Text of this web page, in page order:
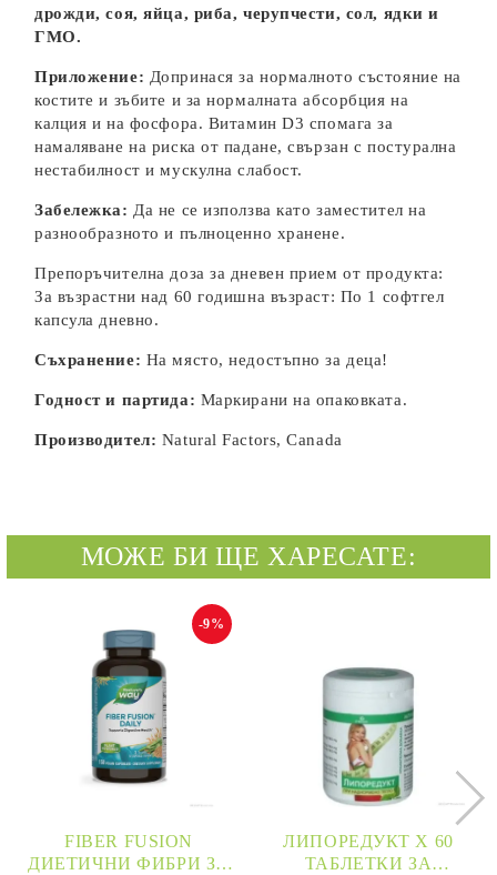
дрожди, соя, яйца, риба, черупчести, сол, ядки и
ГМО.
Приложение: Допринася за нормалното състояние на
костите и зъбите и за нормалната абсорбция на
калция и на фосфора. Витамин D3 спомага за
намаляване на риска от падане, свързан с постурална
нестабилност и мускулна слабост.
Забележка: Да не се използва като заместител на
разнообразното и пълноценно хранене.
Препоръчителна доза за дневен прием от продукта:
За възрастни над 60 годишна възраст: По 1 софтгел
капсула дневно.
Съхранение: На място, недостъпно за деца!
Годност и партида: Маркирани на опаковката.
Производител: Natural Factors, Canada
МОЖЕ БИ ЩЕ ХАРЕСАТЕ:
FIBER FUSION
ДИЕТИЧНИ ФИБРИ ЗА
-9%
ЛИПОРЕДУКТ Х 60
ТАБЛЕТКИ ЗА